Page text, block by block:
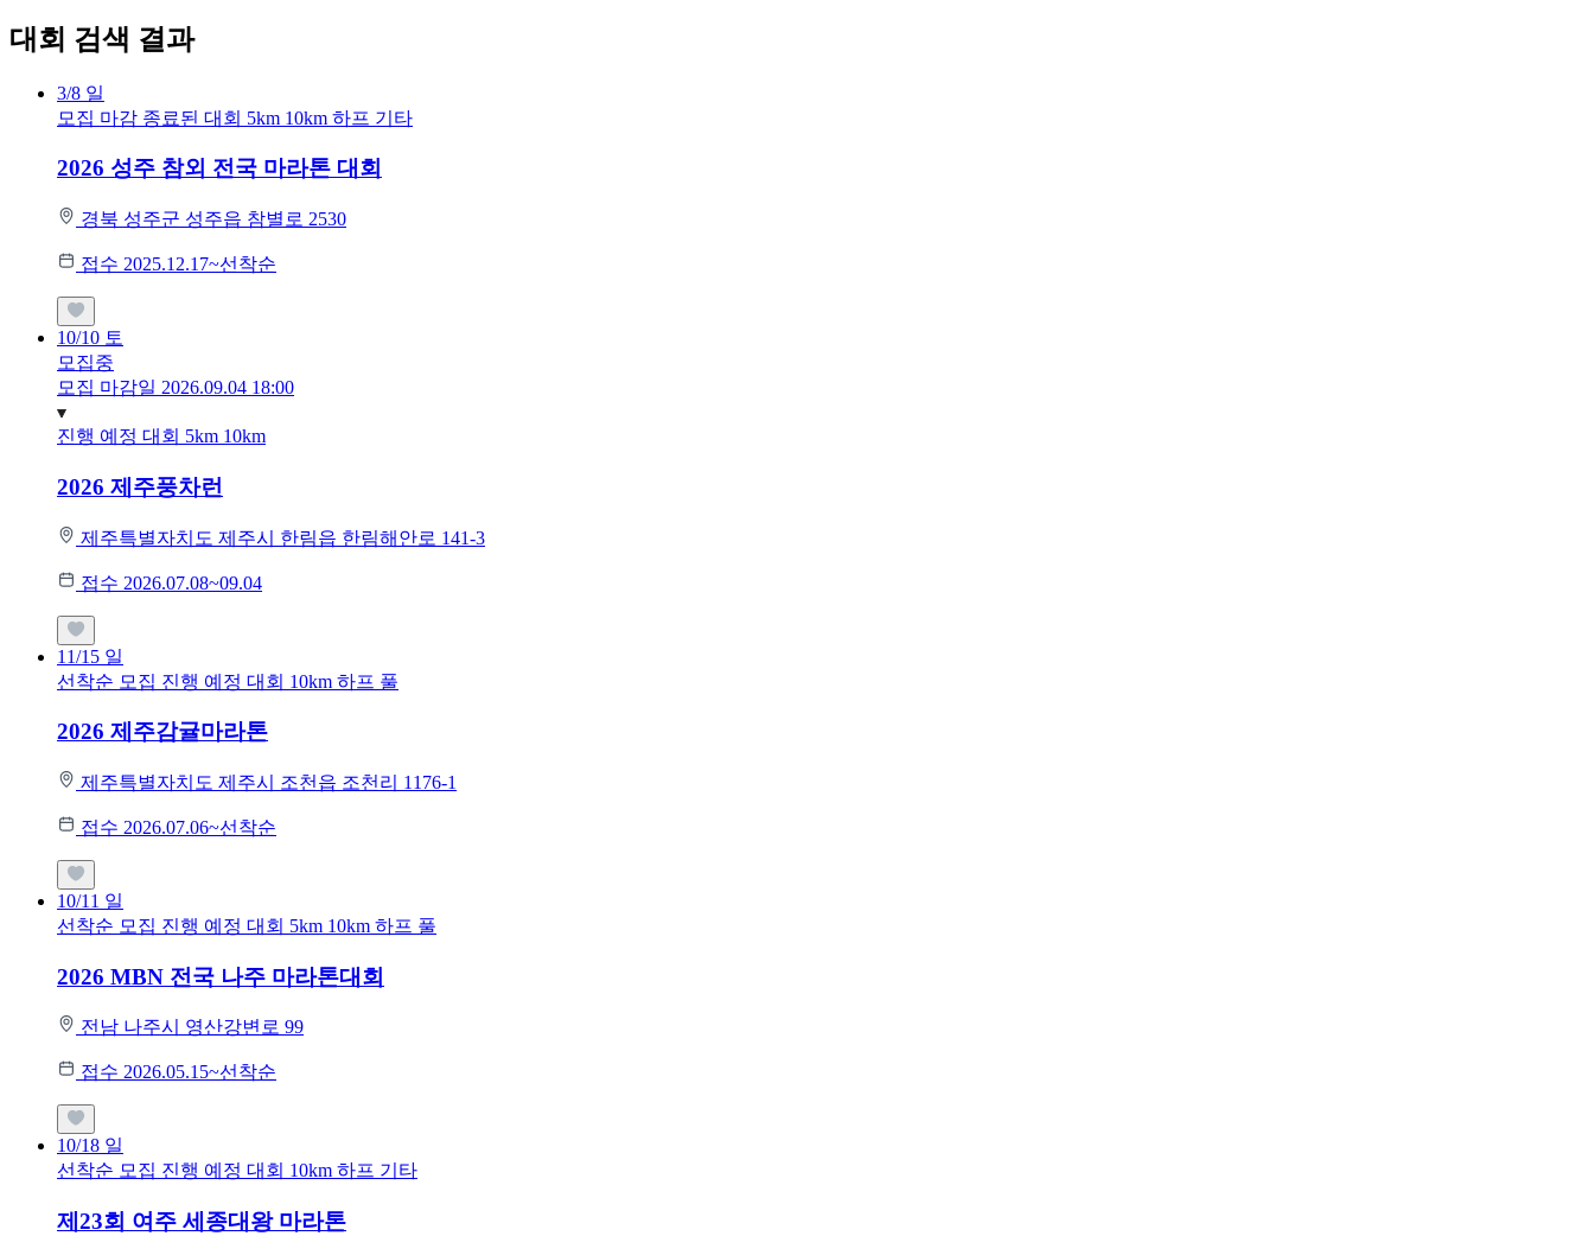
대회 검색 결과
3/8 일
모집 마감 종료된 대회 5km 10km 하프 기타
2026 성주 참외 전국 마라톤 대회
경북 성주군 성주읍 참별로 2530
접수 2025.12.17~선착순
10/10 토
모집중
모집 마감일 2026.09.04 18:00
진행 예정 대회 5km 10km
2026 제주풍차런
제주특별자치도 제주시 한림읍 한림해안로 141-3
접수 2026.07.08~09.04
11/15 일
선착순 모집 진행 예정 대회 10km 하프 풀
2026 제주감귤마라톤
제주특별자치도 제주시 조천읍 조천리 1176-1
접수 2026.07.06~선착순
10/11 일
선착순 모집 진행 예정 대회 5km 10km 하프 풀
2026 MBN 전국 나주 마라톤대회
전남 나주시 영산강변로 99
접수 2026.05.15~선착순
10/18 일
선착순 모집 진행 예정 대회 10km 하프 기타
제23회 여주 세종대왕 마라톤